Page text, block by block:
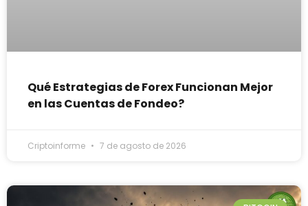
Qué Estrategias de Forex Funcionan Mejor
en las Cuentas de Fondeo?
Criptoinforme 7 de agosto de 2026